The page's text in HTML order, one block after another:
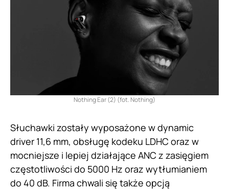
Nothing Ear (2) (fot. Nothing)
Słuchawki zostały wyposażone w dynamic
driver 11,6 mm, obsługę kodeku LDHC oraz w
mocniejsze i lepiej działające ANC z zasięgiem
częstotliwości do 5000 Hz oraz wytłumianiem
do 40 dB. Firma chwali się także opcją